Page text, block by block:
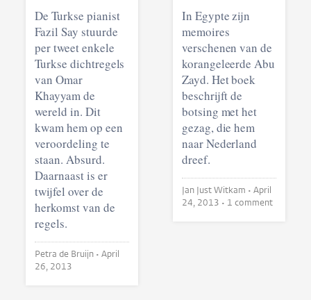
De Turkse pianist
Fazil Say stuurde
per tweet enkele
Turkse dichtregels
van Omar
Khayyam de
wereld in. Dit
kwam hem op een
veroordeling te
staan. Absurd.
Daarnaast is er
twijfel over de
herkomst van de
regels.
Petra de Bruijn •April
26, 2013
In Egypte zijn
memoires
verschenen van de
korangeleerde Abu
Zayd. Het boek
beschrijft de
botsing met het
gezag, die hem
naar Nederland
dreef.
Jan Just Witkam • April
24, 2013
• 1 comment